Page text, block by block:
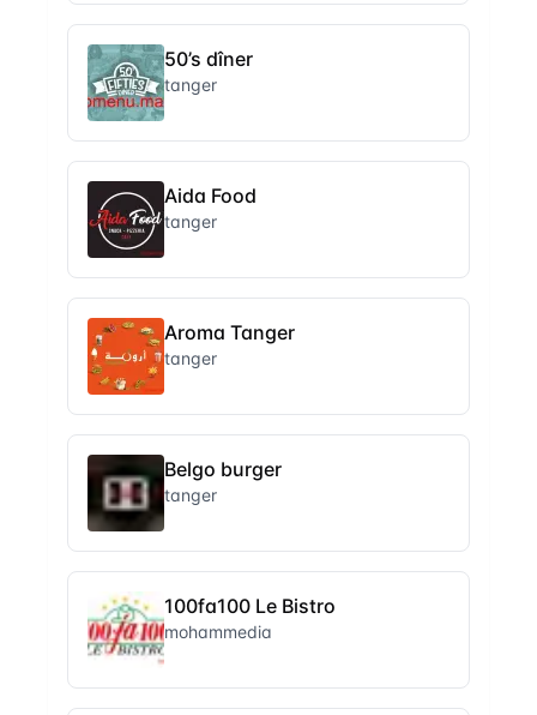
50’s dîner
tanger
Aida Food
tanger
Aroma Tanger
tanger
Belgo burger
tanger
100fa100 Le Bistro
mohammedia